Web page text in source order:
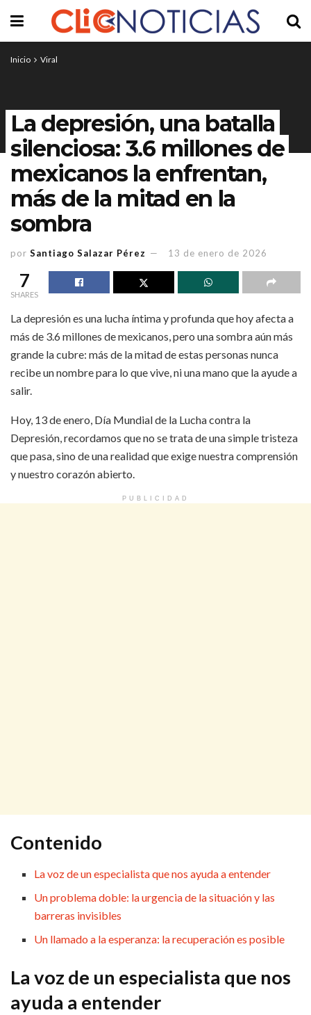
Inicio Viral
La depresión, una batalla
silenciosa: 3.6 millones de
mexicanos la enfrentan,
más de la mitad en la
sombra
por Santiago Salazar Pérez 13 de enero de 2026
7
SHARES
La depresión es una lucha íntima y profunda que hoy afecta a
más de 3.6 millones de mexicanos, pero una sombra aún más
grande la cubre: más de la mitad de estas personas nunca
recibe un nombre para lo que vive, ni una mano que la ayude a
salir.
Hoy, 13 de enero, Día Mundial de la Lucha contra la
Depresión, recordamos que no se trata de una simple tristeza
que pasa, sino de una realidad que exige nuestra comprensión
y nuestro corazón abierto.
PUBLICIDAD
Contenido
La voz de un especialista que nos ayuda a entender
Un problema doble: la urgencia de la situación y las
barreras invisibles
Un llamado a la esperanza: la recuperación es posible
La voz de un especialista que nos
ayuda a entender